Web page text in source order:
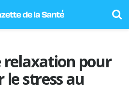
relaxation pour
stress au